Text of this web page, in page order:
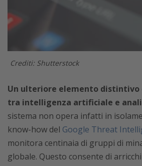
Crediti: Shutterstock
Un ulteriore elemento distintivo
tra intelligenza artificiale e
sistema non opera infatti in
know-how del Google Threat
monitora centinaia di gruppi di
globale. Questo consente di